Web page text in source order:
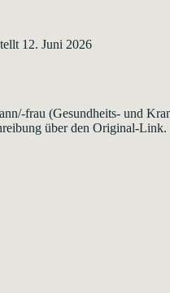
12. Juni 2026
frau (Gesundheits- und
über den Original-Link.